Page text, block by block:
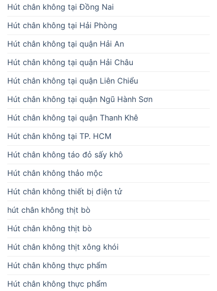
Hút chân không tại Đồng Nai
Hút chân không tại Hải Phòng
Hút chân không tại quận Hải An
Hút chân không tại quận Hải Châu
Hút chân không tại quận Liên Chiểu
Hút chân không tại quận Ngũ Hành Sơn
Hút chân không tại quận Thanh Khê
Hút chân không tại TP. HCM
Hút chân không táo đỏ sấy khô
Hút chân không thảo mộc
Hút chân không thiết bị điện tử
hút chân không thịt bò
Hút chân không thịt bò
Hút chân không thịt xông khói
Hút chân không thực phẩm
Hút chân không thực phẩm